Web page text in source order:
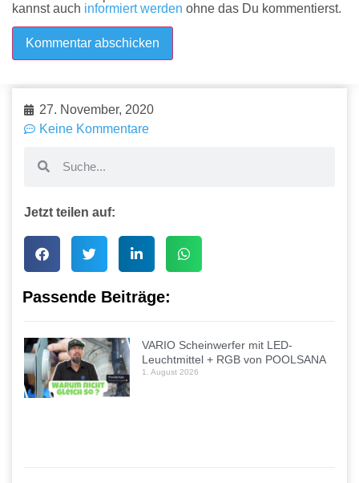
kannst auch informiert werden ohne das Du kommentierst.
27. November, 2020
Keine Kommentare
Jetzt teilen auf:
Passende Beiträge:
VARIO Scheinwerfer mit LED-
Leuchtmittel + RGB von POOLSANA
1. August 2026